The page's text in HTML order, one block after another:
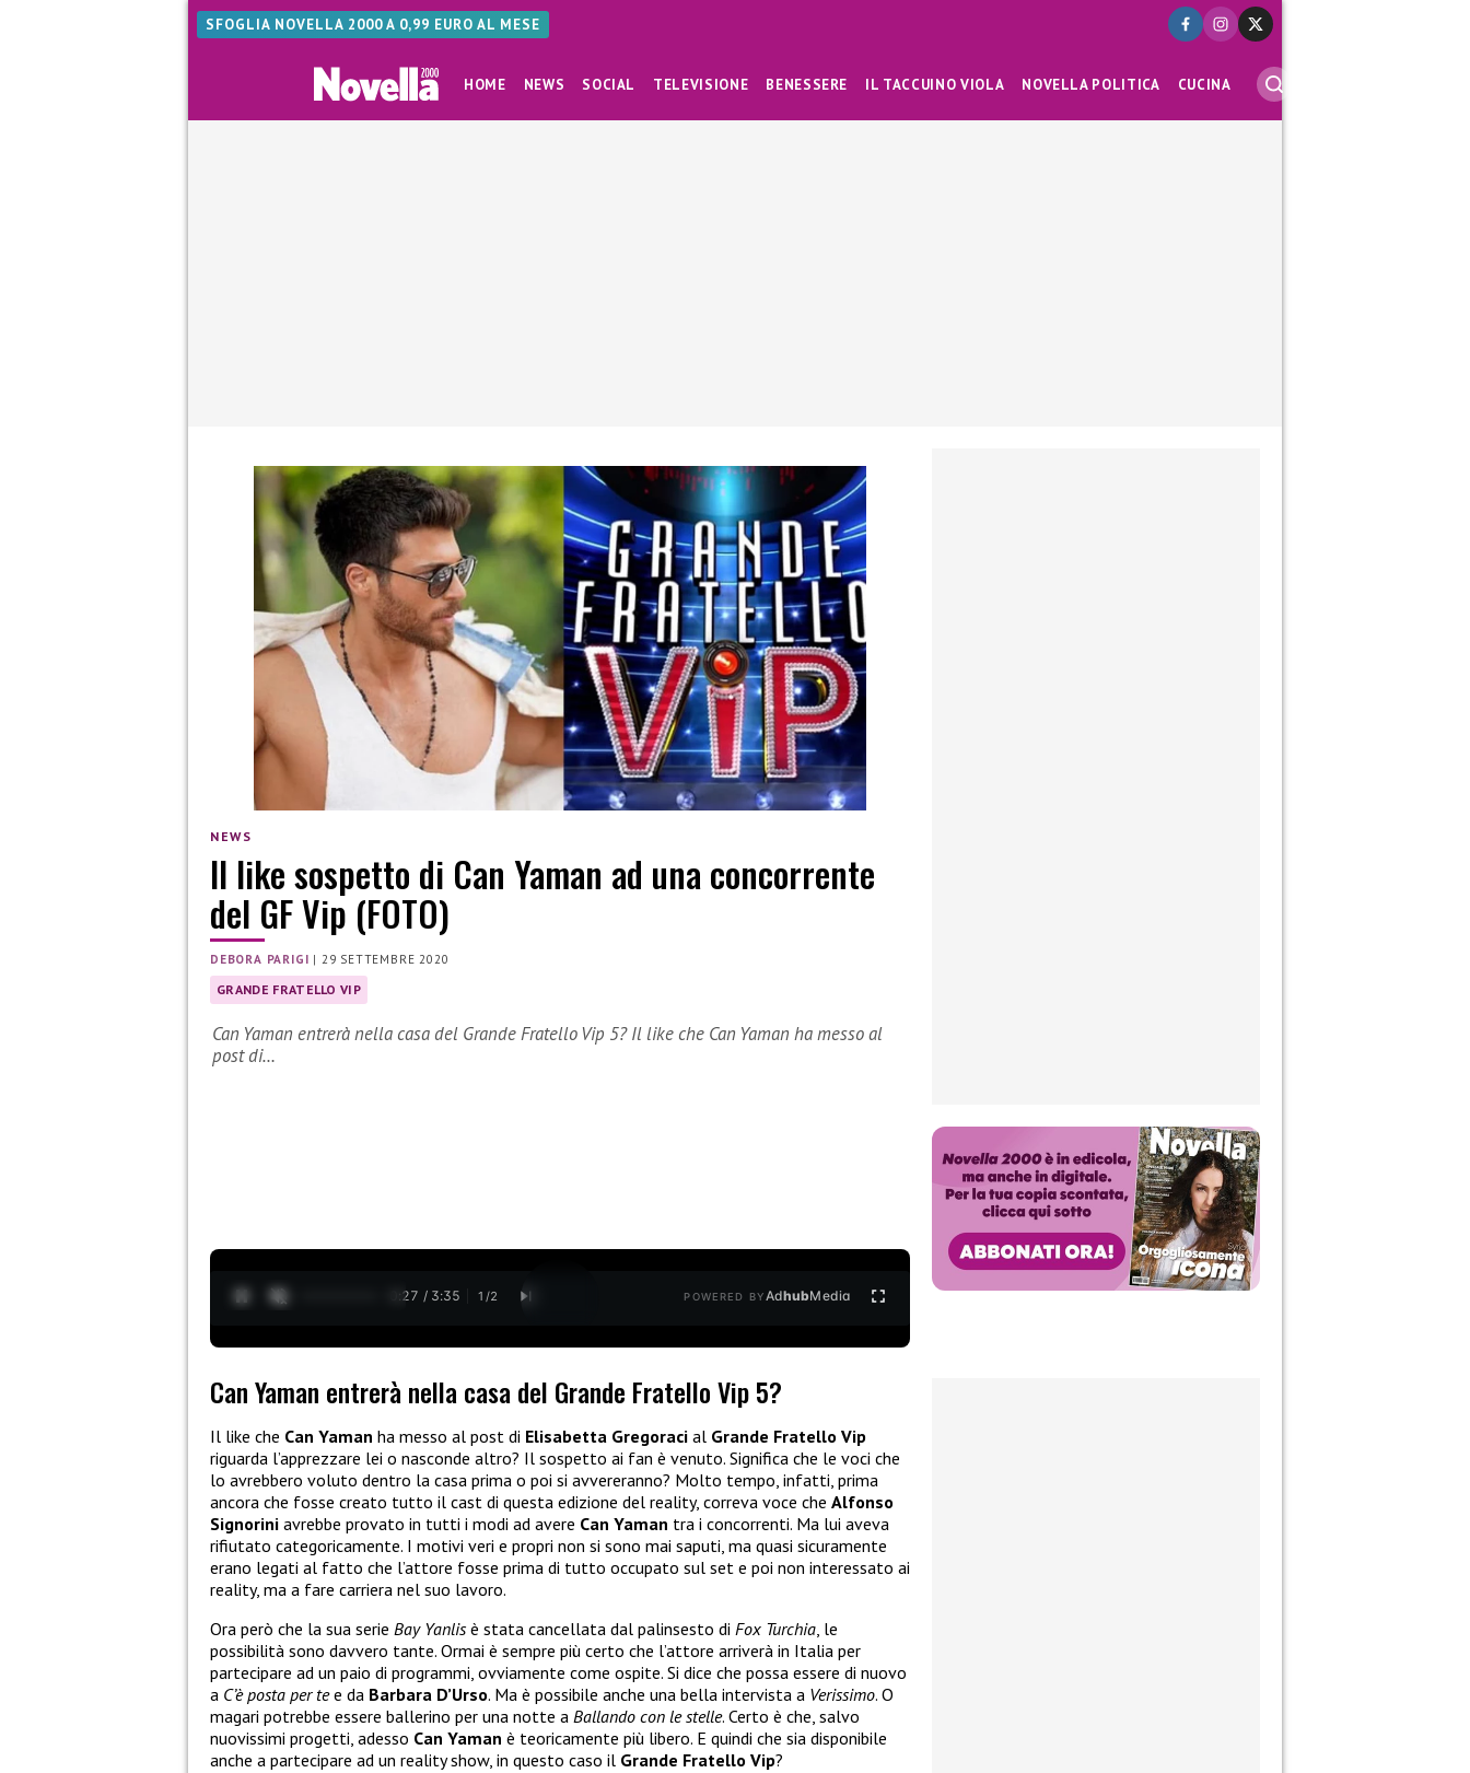
SFOGLIA NOVELLA 2000 A 0,99 EURO AL MESE
HOME NEWS SOCIAL TELEVISIONE BENESSERE IL TACCUINO VIOLA NOVELLA POLITICA CUCINA
NEWS
Il like sospetto di Can Yaman ad una concorrente
del GF Vip (FOTO)
DEBORA PARIGI | 29 SETTEMBRE 2020
GRANDE FRATELLO VIP
Can Yaman entrerà nella casa del Grande Fratello Vip 5? Il like che Can Yaman ha messo al
post di…
0:28 / 3:35 1 /2 POWERED BYAdhubMedia
Can Yaman entrerà nella casa del Grande Fratello Vip 5?
Il like che Can Yaman ha messo al post di Elisabetta Gregoraci al Grande Fratello Vip
riguarda l’apprezzare lei o nasconde altro? Il sospetto ai fan è venuto. Significa che le voci che
lo avrebbero voluto dentro la casa prima o poi si avvereranno? Molto tempo, infatti, prima
ancora che fosse creato tutto il cast di questa edizione del reality, correva voce che Alfonso
Signorini avrebbe provato in tutti i modi ad avere Can Yaman tra i concorrenti. Ma lui aveva
rifiutato categoricamente. I motivi veri e propri non si sono mai saputi, ma quasi sicuramente
erano legati al fatto che l’attore fosse prima di tutto occupato sul set e poi non interessato ai
reality, ma a fare carriera nel suo lavoro.
Ora però che la sua serie Bay Yanlisè stata cancellata dal palinsesto di Fox Turchia, le
possibilità sono davvero tante. Ormai è sempre più certo che l’attore arriverà in Italia per
partecipare ad un paio di programmi, ovviamente come ospite. Si dice che possa essere di nuovo
a C’è posta per tee da Barbara D’Urso. Ma è possibile anche una bella intervista a Verissimo. O
magari potrebbe essere ballerino per una notte a Ballando con le stelle. Certo è che, salvo
nuovissimi progetti, adesso Can Yaman è teoricamente più libero. E quindi che sia disponibile
anche a partecipare ad un reality show, in questo caso il Grande Fratello Vip?